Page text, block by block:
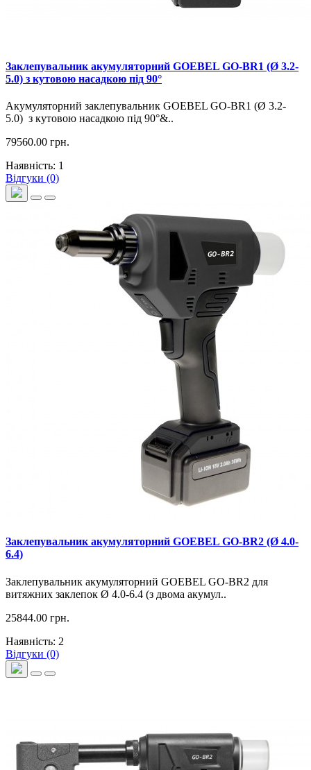
Заклепувальник акумуляторний GOEBEL GO-BR1 (Ø 3.2-
5.0) з кутовою насадкою під 90°
Акумуляторний заклепувальник GOEBEL GO-BR1 (Ø 3.2-
5.0) з кутовою насадкою під 90°&..
79560.00 грн.
Наявність: 1
Відгуки (0)
Заклепувальник акумуляторний GOEBEL GO-BR2 (Ø 4.0-
6.4)
Заклепувальник акумуляторний GOEBEL GO-BR2 для
витяжних заклепок Ø 4.0-6.4 (з двома акумул..
25844.00 грн.
Наявність: 2
Відгуки (0)